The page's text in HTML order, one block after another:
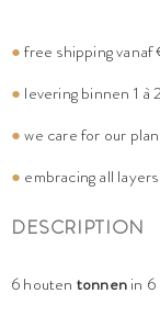
●free shipping
● levering binnen 1 à
●we care for our
● embracing all
DESCRIPTION
6 houten tonnenin